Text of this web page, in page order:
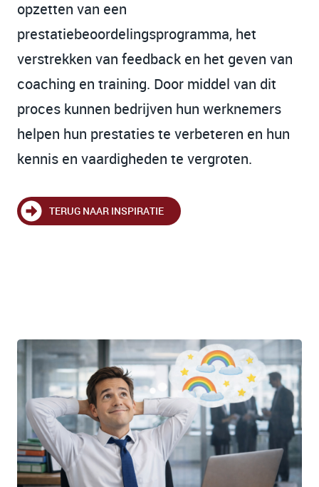
opzetten van een
prestatiebeoordelingsprogramma, het
verstrekken van feedback en het geven van
coaching en training. Door middel van dit
proces kunnen bedrijven hun werknemers
helpen hun prestaties te verbeteren en hun
kennis en vaardigheden te vergroten.
TERUG NAAR INSPIRATIE